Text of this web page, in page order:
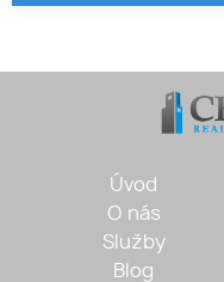
Úvod
O nás
Služby
Blog